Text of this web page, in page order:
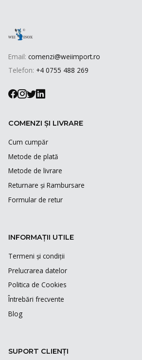
Email: comenzi@weiimport.ro
Telefon: +4 0755 488 269
COMENZI ȘI LIVRARE
Cum cumpăr
Metode de plată
Metode de livrare
Returnare și Rambursare
Formular de retur
INFORMAȚII UTILE
Termeni și condiții
Prelucrarea datelor
Politica de Cookies
Întrebări frecvente
Blog
SUPORT CLIENȚI